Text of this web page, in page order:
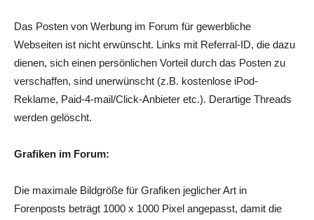
Das Posten von Werbung im Forum für gewerbliche
Webseiten ist nicht erwünscht. Links mit Referral-ID, die dazu
dienen, sich einen persönlichen Vorteil durch das Posten zu
verschaffen, sind unerwünscht (z.B. kostenlose iPod-
Reklame, Paid-4-mail/Click-Anbieter etc.). Derartige Threads
werden gelöscht.
Grafiken im Forum:
Die maximale Bildgröße für Grafiken jeglicher Art in
Forenposts beträgt 1000 x 1000 Pixel angepasst, damit die